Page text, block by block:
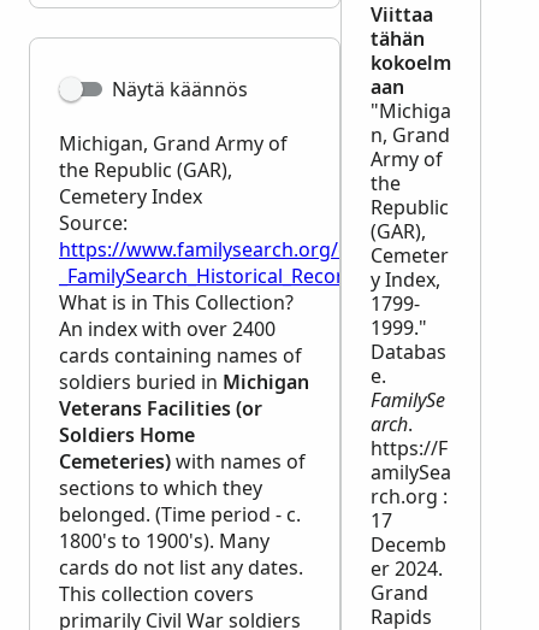
Näytä käännös
Michigan, Grand Army of
the Republic (GAR),
Cemetery Index
Source:
https://www.familysearch.org/en/wiki/
_FamilySearch_Historical_Records
What is in This Collection?
An index with over 2400
cards containing names of
soldiers buried in Michigan
Veterans Facilities (or
Soldiers Home
Cemeteries)with names of
sections to which they
belonged. (Time period - c.
1800's to 1900's). Many
cards do not list any dates.
This collection covers
primarily Civil War soldiers
Viittaa
tähän
kokoelm
aan
"Michiga
n, Grand
Army of
the
Republic
(GAR),
Cemeter
y Index,
1799-
1999."
Databas
e.
FamilySe
arch.
https://F
amilySea
rch.org :
17
Decemb
er 2024.
Grand
Rapids